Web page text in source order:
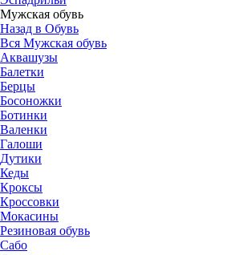
Мужская обувь
Назад в Обувь
Вся Мужская обувь
Аквашузы
Балетки
Берцы
Босоножки
Ботинки
Валенки
Галоши
Дутики
Кеды
Кроксы
Кроссовки
Мокасины
Резиновая обувь
Сабо